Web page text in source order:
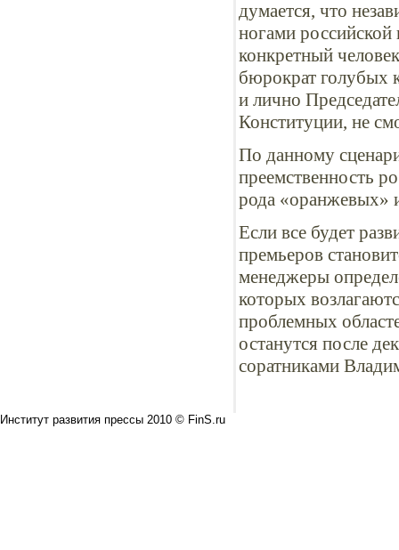
думается, что
ногами российской
конкретный
бюрократ голубых
и лично
Конституции, не
По данному
преемственность
рода «оранжевых»
Если все будет
премьеров
менеджеры
которых
проблемных
останутся после
соратниками
Институт развития прессы 2010 © FinS.ru